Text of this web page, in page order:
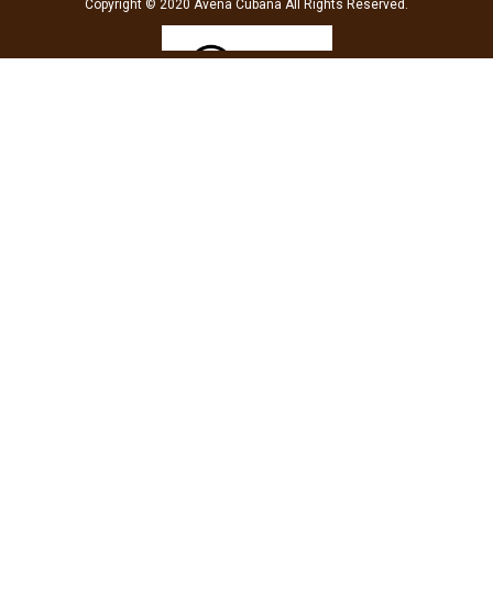
Copyright © 2020 Avena Cubana All Rights Reserved.